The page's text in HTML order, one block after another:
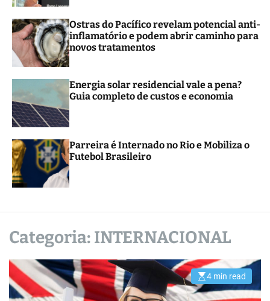
o
r
e
Ostras do Pacífico revelam potencial anti-
inflamatório e podem abrir caminho para
novos tratamentos
Energia solar residencial vale a pena?
Guia completo de custos e economia
Parreira é Internado no Rio e Mobiliza o
Futebol Brasileiro
Categoria: INTERNACIONAL
E
s
t
4 min read